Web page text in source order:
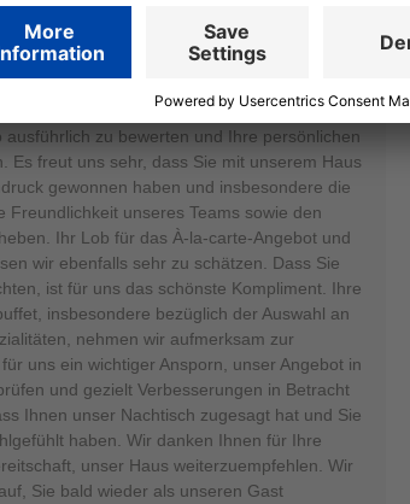
dass Sie sich die Zeit genommen haben,
ausführlich zu bewerten und Ihre persönlichen
Es freut uns sehr, dass Sie mit unserem Haus
gewonnen haben und insbesondere die
Freundlichkeit unseres Teams sowie den
Ihr Lob für das À-la-carte-Angebot und
wir ebenfalls sehr zu schätzen. Dass Sie
ist für uns das schönste Kompliment. Ihre
insbesondere bezüglich der Auswahl an
nehmen wir aufmerksam zur
uns ein wichtiger Ansporn, unser Angebot in
und gezielt Verbesserungen in Betracht
Ihnen unser Nachtisch zugesagt hat und Sie
haben. Wir danken Ihnen für Ihre
unser Haus weiterzuempfehlen. Wir
Sie bald wieder als unseren Gast